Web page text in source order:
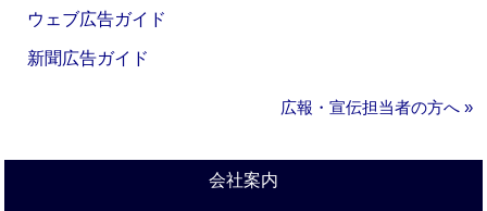
ウェブ広告ガイド
新聞広告ガイド
広報・宣伝担当者の方へ »
会社案内